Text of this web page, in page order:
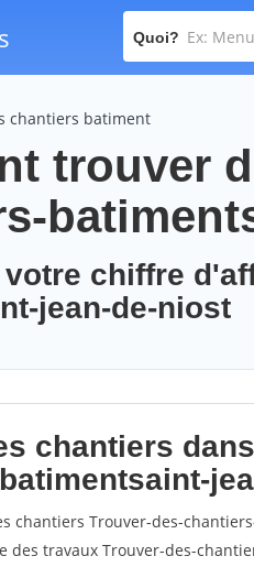
Quoi?
chantiers batiment
trouver
chiffre
jean-de-niost
chantiers
chantiers Trouver-des-
des travaux Trouver-des-